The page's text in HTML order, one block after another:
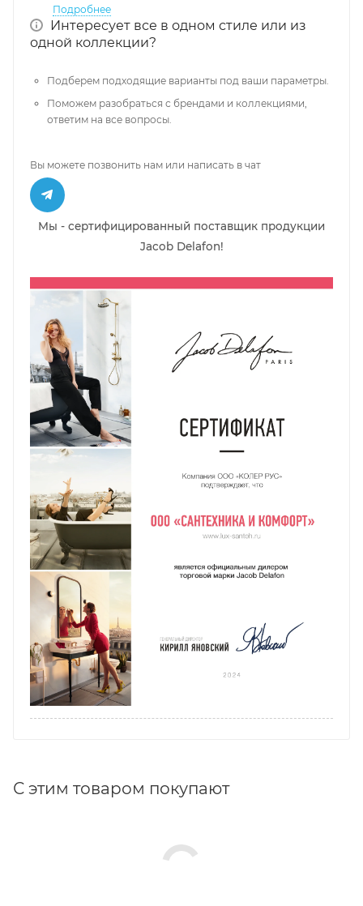
Подробнее
Интересует все в одном стиле или из
одной коллекции?
Подберем подходящие варианты под ваши параметры.
Поможем разобраться с брендами и коллекциями,
ответим на все вопросы.
Вы можете позвонить нам или написать в чат
Мы - сертифицированный поставщик продукции
Jacob Delafon!
С этим товаром покупают